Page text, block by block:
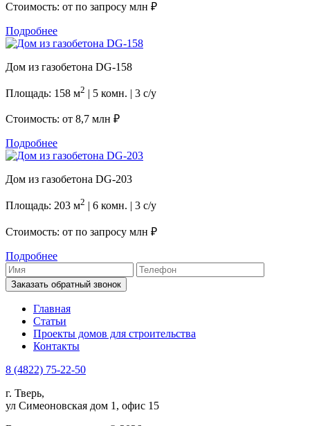
Стоимость: от по запросу млн ₽
Подробнее
Дом из газобетона DG-158
Площадь: 158 м2 | 5 комн. | 3 с/у
Стоимость: от 8,7 млн ₽
Подробнее
Дом из газобетона DG-203
Площадь: 203 м2 | 6 комн. | 3 с/у
Стоимость: от по запросу млн ₽
Подробнее
Заказать обратный звонок
Главная
Статьи
Проекты домов для строительства
Контакты
8 (4822) 75-22-50
г. Тверь,
ул Симеоновская дом 1, офис 15